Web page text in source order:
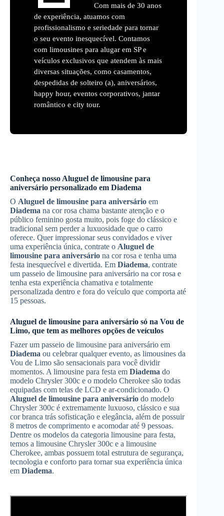
Com mais de 30 anos
de experiência, atuamos com
profissionalismo e seriedade para tornar
o seu evento inesquecível. Contamos
com limousines para alugar em SP e
veículos exclusivos que atendem às mais
diversas situações, como casamentos,
despedidas de solteiro (a), aniversários,
happy hour, eventos corporativos, jantar
romântico e city tour.
Conheça nosso Aluguel de limousine para
aniversário personalizado em Diadema
O Aluguel de limousine para aniversário em
Diadema na cor rosa chama bastante atenção e o
público feminino gosta muito, pois foge do clássico e
tradicional sem perder a luxuosidade que o carro
oferece. Quer impressionar seus convidados e viver
uma experiência única, contrate o Aluguel de
limousine para aniversário na cor rosa e tenha uma
festa inesquecível e divertida. Em Diadema, contrate
um passeio de limousine para aniversário na cor rosa e
tenha esta experiência chamativa e totalmente
personalizada dentro e fora do veículo que comporta até
15 pessoas.
Aluguel de limousine para aniversário só na Vou de
Limo, que tem as melhores opções de veículos
Fazer um passeio de limousine para aniversário em
Diadema ou celebrar qualquer evento, as limousines da
Vou de Limo são sensacionais para você dividir
momentos. A limousine para festa em Diadema do
modelo Chrysler 300c e o modelo Cherokee são todas
equipadas com telas de LCD e ar-condicionado. O
Aluguel de limousine para aniversário do modelo
Chrysler 300c é extremamente luxuoso, clássico e sua
cor branca trás sofisticação e elegância, além de possuir
8 metros de comprimento e acomodar até 9 pessoas.
Dentre os modelos da categoria limousine para festa,
temos a limousine Chrysler 300c e a limousine
Cherokee, ambas possuem total estrutura de segurança,
tecnologia e conforto para tornar sua experiência única
em Diadema.